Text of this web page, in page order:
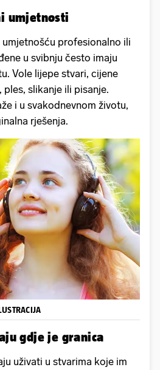
umjetnosti
umjetnošću profesionalno ili
u svibnju često imaju
Vole lijepe stvari, cijene
slikanje ili pisanje.
i u svakodnevnom životu,
rješenja.
gdje je granica
uživati u stvarima koje im